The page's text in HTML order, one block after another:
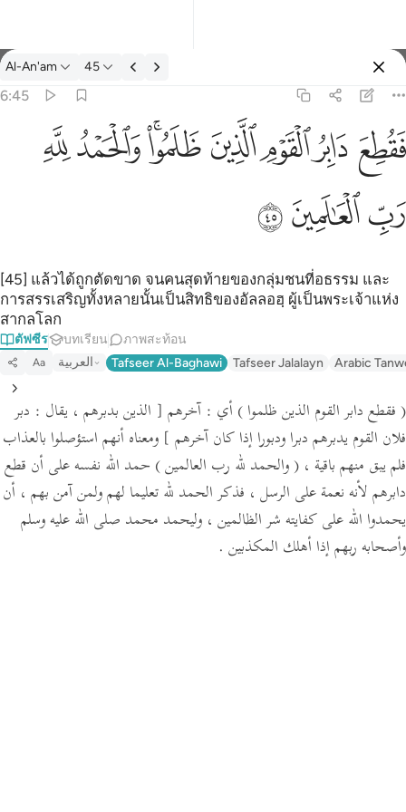
ตัฟซีร: Al-An'am 6:45
Al-An'am 45
6:45
فقطع دابر القوم الذين ظلموا والحمد لله رب العالمين ٤٥
ٱلْقَوْمِ ٱلَّذِينَ ظَلَمُوا۟ ۚ وَٱلْحَمْدُ لِلَّهِ رَبِّ ٱلْعَـٰلَمِينَ ٤٥ﱁ ﱂﱃﱄﱅﱆﱇﱈ
ﱉﱊﱋ
[45] แล้วได้ถูกตัดขาด จนคนสุดท้ายของกลุ่มชนที่อธรรม และ
การสรรเสริญทั้งหลายนั้นเป็นสิทธิของอัลลอฮฺ ผู้เป็นพระเจ้าแห่ง
สากลโลก
ตัฟซีร บทเรียน ภาพสะท้อน
Aa العربية Tafseer Al-Baghawi Tafseer Jalalayn Arabic
( فقطع دابر القوم الذين ظلموا ) أي : آخرهم [ الذين بدبرهم ، يقال : دبر
فلان القوم يدبرهم دبرا ودبورا إذا كان آخرهم ] ومعناه أنهم استؤصلوا بالعذاب
فلم يبق منهم باقية ، ( والحمد لله رب العالمين ) حمد الله نفسه على أن قطع
دابرهم لأنه نعمة على الرسل ، فذكر الحمد لله تعليما لهم ولمن آمن بهم ، أن
يحمدوا الله على كفايته شر الظالمين ، وليحمد محمد صلى الله عليه وسلم
وأصحابه ربهم إذا أهلك المكذبين .